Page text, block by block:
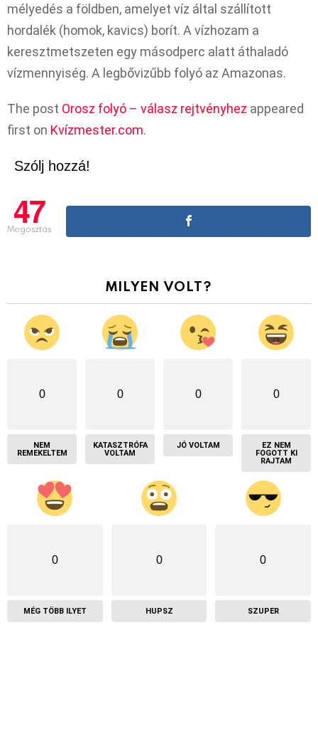
mélyedés a földben, amelyet víz által szállított
hordalék (homok, kavics) borít. A vízhozam a
keresztmetszeten egy másodperc alatt áthaladó
vízmennyiség. A legbővizűbb folyó az Amazonas.
The post Orosz folyó – válasz rejtvényhez appeared
first on Kvízmester.com.
Szólj hozzá!
47
Megosztás
MILYEN VOLT?
0
NEM
REMEKELTEM
0
KATASZTRÓFA
VOLTAM
0
JÓ VOLTAM
0
EZ NEM
FOGOTT KI
RAJTAM
0
MÉG TÖBB ILYET
0
HUPSZ
0
SZUPER